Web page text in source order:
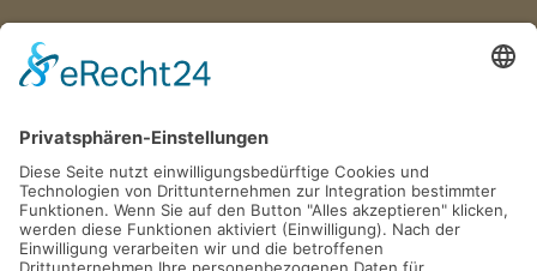
Wir haben jeden Donnerstag
von 17:00–18:00 Uhr geöffnet.